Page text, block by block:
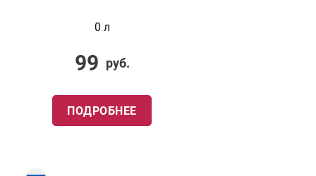
0 л
99 руб.
ПОДРОБНЕЕ